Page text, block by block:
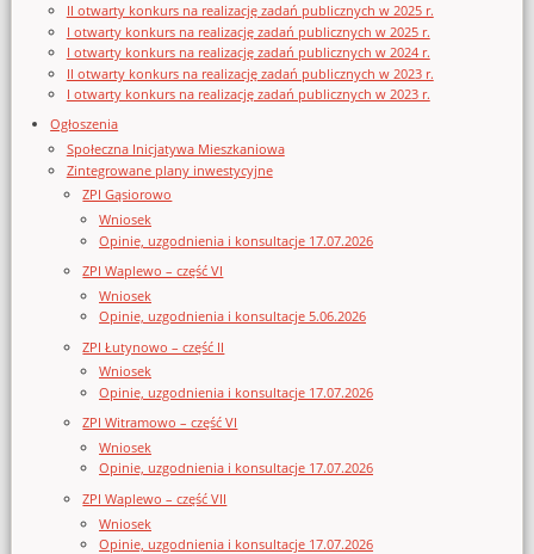
II otwarty konkurs na realizację zadań publicznych w 2025 r.
I otwarty konkurs na realizację zadań publicznych w 2025 r.
I otwarty konkurs na realizację zadań publicznych w 2024 r.
II otwarty konkurs na realizację zadań publicznych w 2023 r.
I otwarty konkurs na realizację zadań publicznych w 2023 r.
Ogłoszenia
Społeczna Inicjatywa Mieszkaniowa
Zintegrowane plany inwestycyjne
ZPI Gąsiorowo
Wniosek
Opinie, uzgodnienia i konsultacje 17.07.2026
ZPI Waplewo – część VI
Wniosek
Opinie, uzgodnienia i konsultacje 5.06.2026
ZPI Łutynowo – część II
Wniosek
Opinie, uzgodnienia i konsultacje 17.07.2026
ZPI Witramowo – część VI
Wniosek
Opinie, uzgodnienia i konsultacje 17.07.2026
ZPI Waplewo – część VII
Wniosek
Opinie, uzgodnienia i konsultacje 17.07.2026